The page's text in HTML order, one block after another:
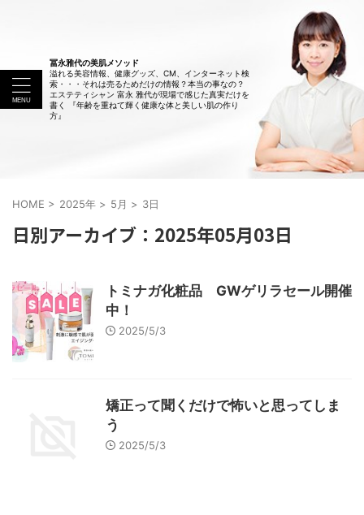
冨永雅代の美肌メソッド
溢れる美容情報、健康グッズ、CM、インターネット検
索・・・それは売るためだけの情報？本当の事なの？
エステティシャン 富永 雅代が現場で感じた真実だけを
書く 『年齢を重ねて輝く健康な体と美しい肌の作り
方』
HOME > 2025年 > 5月 > 3日
日別アーカイブ：2025年05月03日
トミナガ化粧品 GWゲリラセール開催
中！
2025/5/3
矯正って聞くだけで怖いと思ってしま
う
2025/5/3